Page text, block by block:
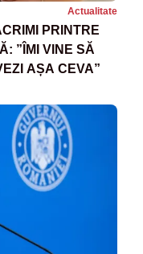
Actualitate
PRINTRE
”ÎMI VINE SĂ
AȘA CEVA”